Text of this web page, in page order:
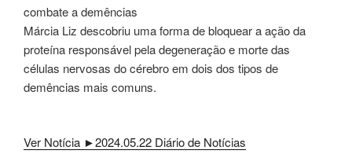
combate a demências
Márcia Liz descobriu uma forma de bloquear a ação da
proteína responsável pela degeneração e morte das
células nervosas do cérebro em dois dos tipos de
demências mais comuns.
Ver Notícia ►2024.05.22 Diário de Notícias